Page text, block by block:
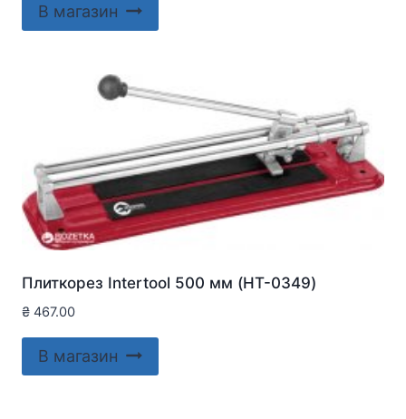
В магазин
Плиткорез Intertool 500 мм (HT-0349)
₴ 467.00
В магазин